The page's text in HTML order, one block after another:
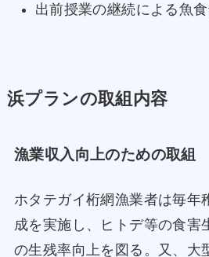
出前授業の継続による魚食
浜プランの取組内容
漁業収入向上のための取組
ホタテガイ桁網漁業者は毎年
成を実施し、ヒトデ等の食害
の生残率向上を図る。又、大